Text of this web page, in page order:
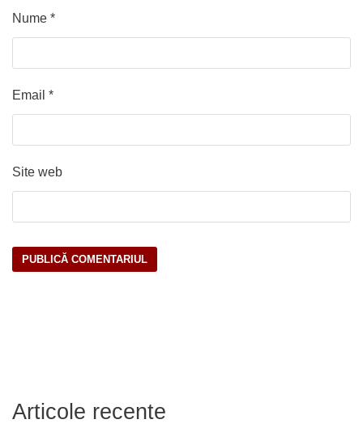
Nume *
Email *
Site web
Articole recente